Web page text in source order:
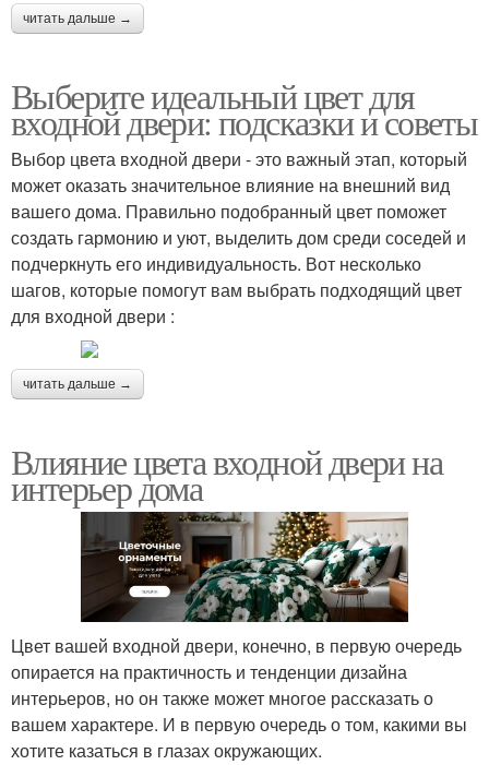
читать дальше →
Выберите идеальный цвет для
входной двери: подсказки и советы
Выбор цвета входной двери - это важный этап, который
может оказать значительное влияние на внешний вид
вашего дома. Правильно подобранный цвет поможет
создать гармонию и уют, выделить дом среди соседей и
подчеркнуть его индивидуальность. Вот несколько
шагов, которые помогут вам выбрать подходящий цвет
для входной двери :
читать дальше →
Влияние цвета входной двери на
интерьер дома
Цвет вашей входной двери, конечно, в первую очередь
опирается на практичность и тенденции дизайна
интерьеров, но он также может многое рассказать о
вашем характере. И в первую очередь о том, какими вы
хотите казаться в глазах окружающих.